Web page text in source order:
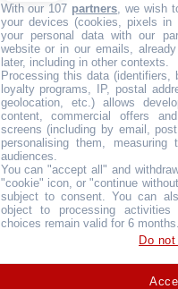
With our 107 partners , we wish
your devices (cookies, pixels
your personal data with our
website or in our emails,
later, including in other contexts.
Processing this data (identifiers,
loyalty programs, IP, postal
geolocation, etc.) allows
content, commercial offers
screens (including by email,
personalising them, measuring
audiences.
You can "accept all" and
"cookie" icon, or "continue
subject to consent. You can
object to processing
choices remain valid for 6
Do